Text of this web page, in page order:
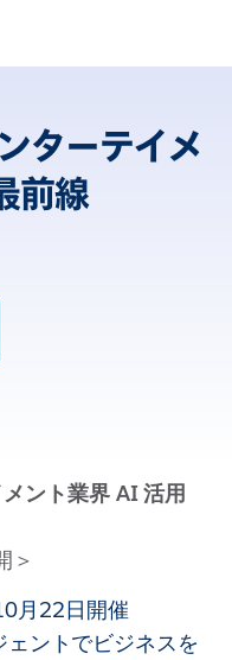
ターテイメ
前線
ント業界 AI 活用
＞
月22日開催
ントでビジネスを